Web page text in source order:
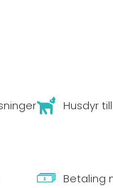
Husdyr
Betaling